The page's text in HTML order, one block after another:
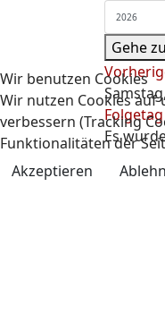
Gehe
Folgetag
Es
Wir benutzen Cookies
Wir nutzen Cookies auf
verbessern (Tracking
Funktionalitäten der
Akzeptieren